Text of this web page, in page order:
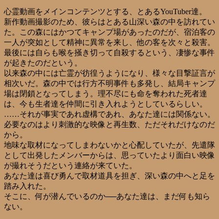
心霊動画をメインコンテンツとする、とあるYouTuber達。
新作動画撮影のため、彼らはとある山深い森の中を訪れてい
た。この森にはかつてキャンプ場があったのだが、宿泊客の
一人が突如として精神に異常を来し、他の客を次々と殺害。
最後には自らも喉を掻き切って自殺するという、凄惨な事件
が起きたのだという。
以来森の中には亡霊が彷徨うようになり、様々な目撃証言が
相次いだ。森の中では行方不明事件も多発し、結局キャンプ
場は閉鎖となってしまう。理不尽にも命を奪われた死者達
は、今も生者達を仲間に引き入れようとしているらしい。
……それが事実であれ虚構であれ、あなた達には関係ない。
必要なのはより刺激的な映像と再生数、ただそれだけなのだ
から。
地味な取材になってしまわないかと心配していたが、先遣隊
として出発したメンバーからは、思っていたより面白い映像
が撮れそうだという連絡が来ていた。
あなた達は喜び勇んで取材道具を担ぎ、深い森の中へと足を
踏み入れた。
そこに、何が潜んでいるのか──あなた達は、まだ何も知ら
ない。